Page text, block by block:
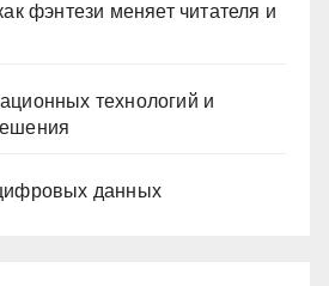
фэнтези меняет читателя и
технологий и
данных